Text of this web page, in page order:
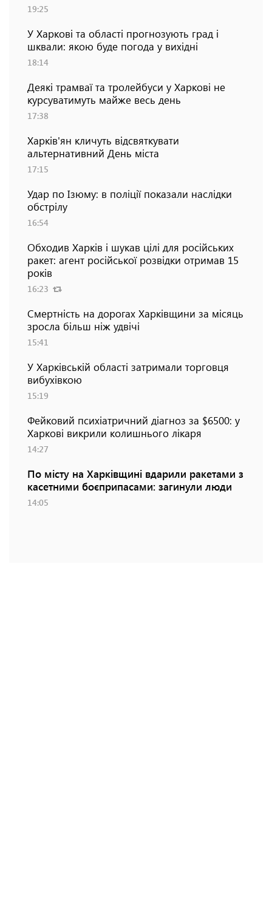
19:25
У Харкові та області прогнозують град і
шквали: якою буде погода у вихідні
18:14
Деякі трамваї та тролейбуси у Харкові не
курсуватимуть майже весь день
17:38
Харків'ян кличуть відсвяткувати
альтернативний День міста
17:15
Удар по Ізюму: в поліції показали наслідки
обстрілу
16:54
Обходив Харків і шукав цілі для російських
ракет: агент російської розвідки отримав 15
років
16:23
Смертність на дорогах Харківщини за місяць
зросла більш ніж удвічі
15:41
У Харківській області затримали торговця
вибухівкою
15:19
Фейковий психіатричний діагноз за $6500: у
Харкові викрили колишнього лікаря
14:27
По місту на Харківщині вдарили ракетами з
касетними боєприпасами: загинули люди
14:05